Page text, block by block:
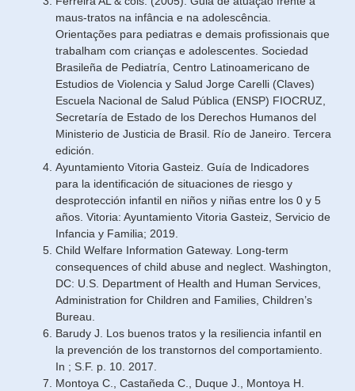
maus-tratos na infância e na adolescência.
Orientações para pediatras e demais profissionais que
trabalham com crianças e adolescentes. Sociedad
Brasileña de Pediatría, Centro Latinoamericano de
Estudios de Violencia y Salud Jorge Carelli (Claves)
Escuela Nacional de Salud Pública (ENSP) FIOCRUZ,
Secretaría de Estado de los Derechos Humanos del
Ministerio de Justicia de Brasil. Río de Janeiro. Tercera
edición.
Ayuntamiento Vitoria Gasteiz. Guía de Indicadores
para la identificación de situaciones de riesgo y
desprotección infantil en niños y niñas entre los 0 y 5
años. Vitoria: Ayuntamiento Vitoria Gasteiz, Servicio de
Infancia y Familia; 2019.
Child Welfare Information Gateway. Long-term
consequences of child abuse and neglect. Washington,
DC: U.S. Department of Health and Human Services,
Administration for Children and Families, Children’s
Bureau.
Barudy J. Los buenos tratos y la resiliencia infantil en
la prevención de los transtornos del comportamiento.
In ; S.F. p. 10. 2017.
Montoya C., Castañeda C., Duque J., Montoya H.